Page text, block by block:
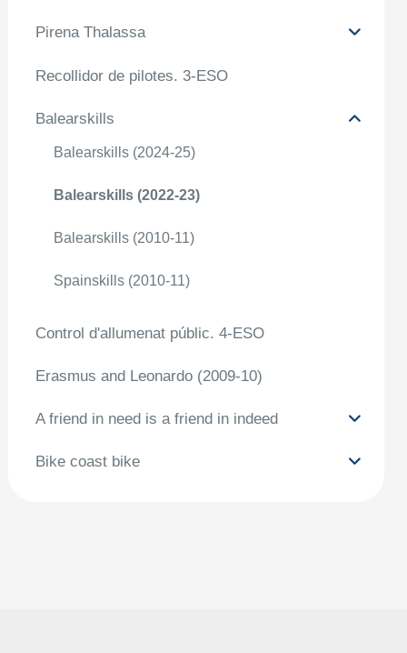
Pirena Thalassa
Recollidor de pilotes. 3-ESO
Balearskills
Balearskills (2024-25)
Balearskills (2022-23)
Balearskills (2010-11)
Spainskills (2010-11)
Control d'allumenat públic. 4-ESO
Erasmus and Leonardo (2009-10)
A friend in need is a friend in indeed
Bike coast bike